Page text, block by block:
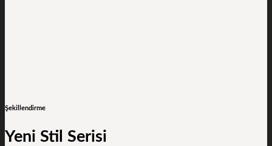
Şekillendirme
Yeni Stil Serisi